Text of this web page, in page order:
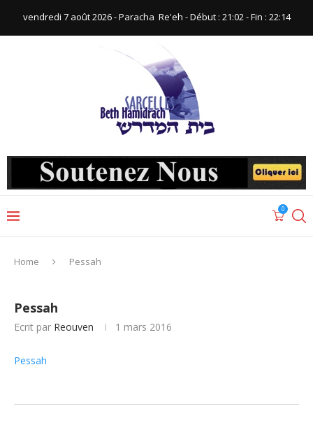
vendredi 7 août 2026 - Paracha ‪ Re'eh‬ - Début : 21:02‬ - Fin : ‪22:14‬
0
Home Pessah
Pessah
Ecrit par Reouven 1 mars 2016
Pessah